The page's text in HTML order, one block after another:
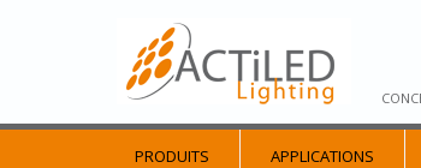
PRODUITS APPLICATIONS